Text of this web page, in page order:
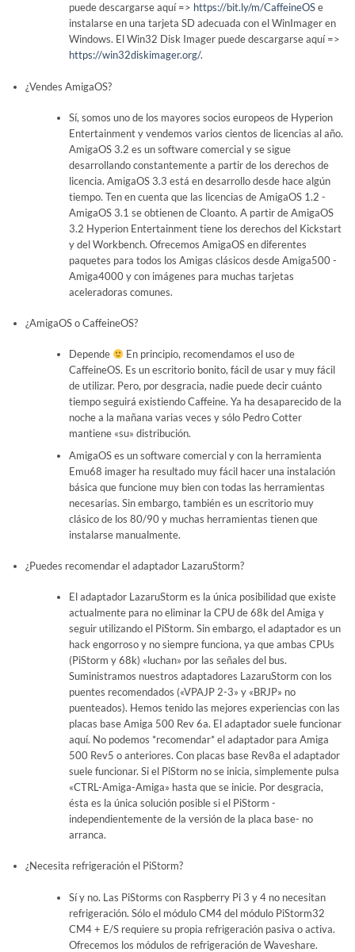
puede descargarse aquí => https://bit.ly/m/CaffeineOSe
instalarse en una tarjeta SD adecuada con el WinImager en
Windows. El Win32 Disk Imager puede descargarse aquí =>
https://win32diskimager.org/.
¿Vendes AmigaOS?
Sí, somos uno de los mayores socios europeos de Hyperion
Entertainment y vendemos varios cientos de licencias al año.
AmigaOS 3.2 es un software comercial y se sigue
desarrollando constantemente a partir de los derechos de
licencia. AmigaOS 3.3 está en desarrollo desde hace algún
tiempo. Ten en cuenta que las licencias de AmigaOS 1.2 -
AmigaOS 3.1 se obtienen de Cloanto. A partir de AmigaOS
3.2 Hyperion Entertainment tiene los derechos del Kickstart
y del Workbench. Ofrecemos AmigaOS en diferentes
paquetes para todos los Amigas clásicos desde Amiga500 -
Amiga4000 y con imágenes para muchas tarjetas
aceleradoras comunes.
¿AmigaOS o CaffeineOS?
Depende
En principio, recomendamos el uso de
CaffeineOS. Es un escritorio bonito, fácil de usar y muy fácil
de utilizar. Pero, por desgracia, nadie puede decir cuánto
tiempo seguirá existiendo Caffeine. Ya ha desaparecido de la
noche a la mañana varias veces y sólo Pedro Cotter
mantiene «su» distribución.
AmigaOS es un software comercial y con la herramienta
Emu68 imager ha resultado muy fácil hacer una instalación
básica que funcione muy bien con todas las herramientas
necesarias. Sin embargo, también es un escritorio muy
clásico de los 80/90 y muchas herramientas tienen que
instalarse manualmente.
¿Puedes recomendar el adaptador LazaruStorm?
El adaptador LazaruStorm es la única posibilidad que existe
actualmente para no eliminar la CPU de 68k del Amiga y
seguir utilizando el PiStorm. Sin embargo, el adaptador es un
hack engorroso y no siempre funciona, ya que ambas CPUs
(PiStorm y 68k) «luchan» por las señales del bus.
Suministramos nuestros adaptadores LazaruStorm con los
puentes recomendados («VPAJP 2-3» y «BRJP» no
puenteados). Hemos tenido las mejores experiencias con las
placas base Amiga 500 Rev 6a. El adaptador suele funcionar
aquí. No podemos *recomendar* el adaptador para Amiga
500 Rev5 o anteriores. Con placas base Rev8a el adaptador
suele funcionar. Si el PiStorm no se inicia, simplemente pulsa
«CTRL-Amiga-Amiga» hasta que se inicie. Por desgracia,
ésta es la única solución posible si el PiStorm -
independientemente de la versión de la placa base- no
arranca.
¿Necesita refrigeración el PiStorm?
Sí y no. Las PiStorms con Raspberry Pi 3 y 4 no necesitan
refrigeración. Sólo el módulo CM4 del módulo PiStorm32
CM4 + E/S requiere su propia refrigeración pasiva o activa.
Ofrecemos los módulos de refrigeración de Waveshare.